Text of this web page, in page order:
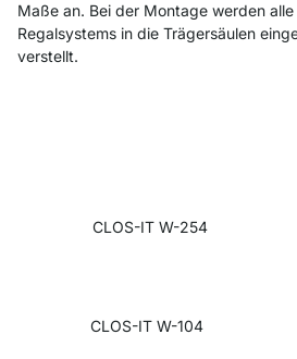
Maße an. Bei der Montage werden
Regalsystems in die Trägersäulen
verstellt.
CLOS-IT W-254
CLOS-IT W-104